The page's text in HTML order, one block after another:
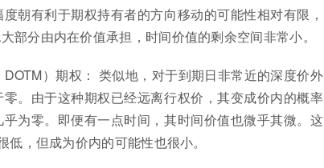
朝有利于期权持有者的方向移动的可能性相对有限，
部分由内在价值承担，时间价值的剩余空间非常小。
）期权： 类似地，对于到期日非常近的深度价外
。由于这种期权已经远离行权价，其变成价内的概率
为零。即便有一点时间，其时间价值也微乎其微。这
，但成为价内的可能性也很小。